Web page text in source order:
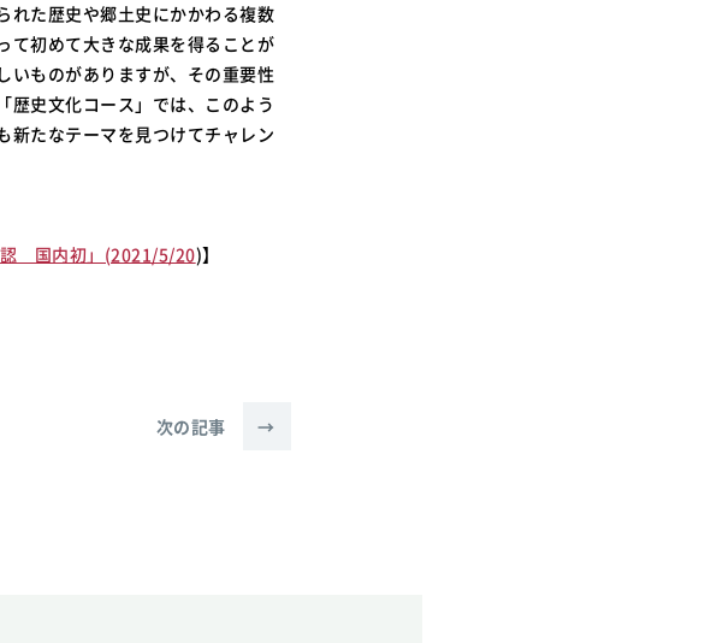
れた歴史や郷土史にかかわる複数
て初めて大きな成果を得ることが
いものがありますが、その重要性
歴史文化コース」では、このよう
新たなテーマを見つけてチャレン
認 国内初」(2021/5/20)】
次の記事 →